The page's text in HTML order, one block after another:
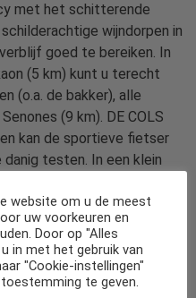
met het schitterende
wijndorpen in
goed te bereiken. In
(5 km) kunt u terecht
(o.a. de bakker), alle
(9 km). DE COLS
kan de sportieve fietser
danig testen. In een klein
de Col de la Schlucht (17
km, 1200 meter), de Petit
Grand Ballon (13 km, 1350
en de prachtige
niet al te steile cols
website om u de meest
uw voorkeuren en
Door op "Alles
in met het gebruik van
"Cookie-instellingen"
te geven.